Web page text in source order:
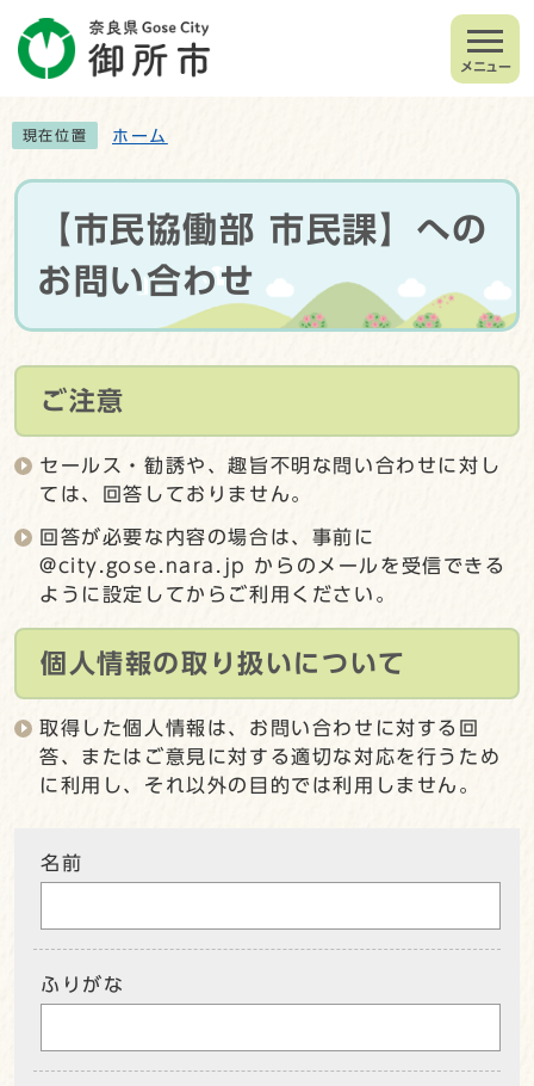
メニュー
現在位置 ホーム
【市民協働部 市民課】への
お問い合わせ
ご注意
セールス・勧誘や、趣旨不明な問い合わせに対し
ては、回答しておりません。
回答が必要な内容の場合は、事前に
@city.gose.nara.jp からのメールを受信できる
ように設定してからご利用ください。
個人情報の取り扱いについて
取得した個人情報は、お問い合わせに対する回
答、またはご意見に対する適切な対応を行うため
に利用し、それ以外の目的では利用しません。
名前
ふりがな